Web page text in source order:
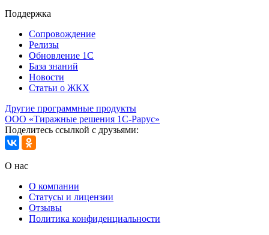
Поддержка
Сопровождение
Релизы
Обновление 1С
База знаний
Новости
Статьи о ЖКХ
Другие программные продукты
ООО «Тиражные решения 1С-Рарус»
Поделитесь ссылкой с друзьями:
О нас
О компании
Статусы и лицензии
Отзывы
Политика конфиденциальности